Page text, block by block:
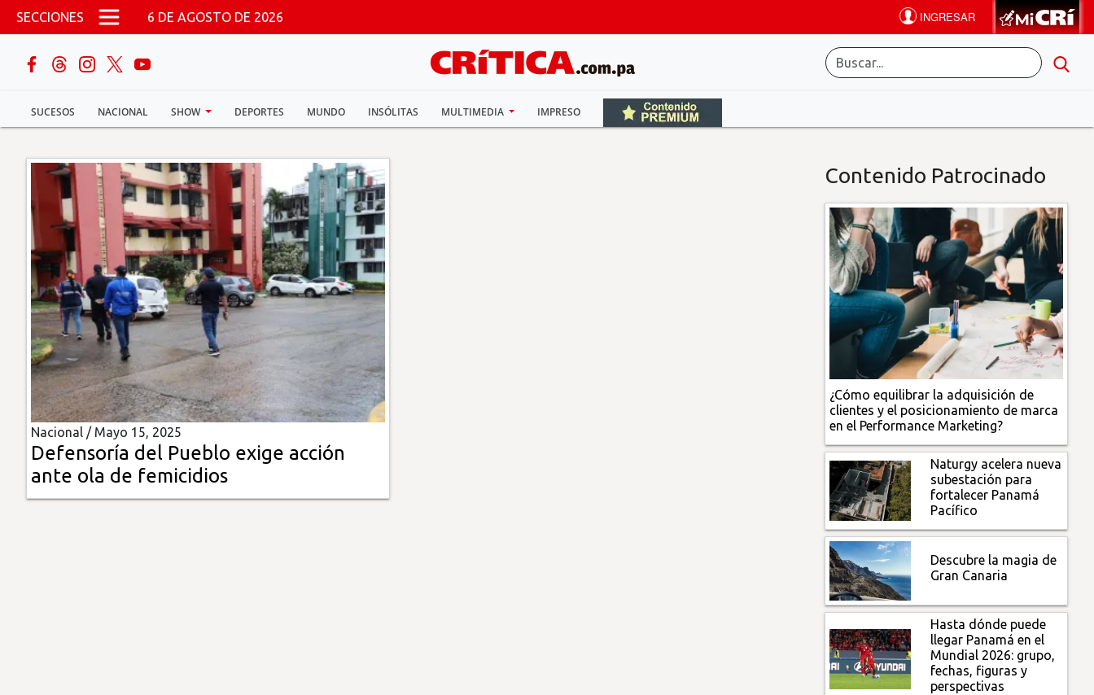
Pasar al contenido principal
SECCIONES 6 DE AGOSTO DE 2026
SUCESOS NACIONAL SHOW DEPORTES MUNDO INSÓLITAS MULTIMEDIA IMPRESO
buscar
Sucesos
Nacional
Política
Show
Deportes
Mundo
Insólitas
Multimedia
Impreso
Nacional / Mayo 15, 2025
Defensoría del Pueblo exige acción
ante ola de femicidios
Contenido Patrocinado
¿Cómo equilibrar la adquisición de
clientes y el posicionamiento de marca
en el Performance Marketing?
Naturgy acelera nueva
subestación para
fortalecer Panamá
Pacífico
Descubre la magia de
Gran Canaria
Hasta dónde puede
llegar Panamá en el
Mundial 2026: grupo,
fechas, figuras y
perspectivas